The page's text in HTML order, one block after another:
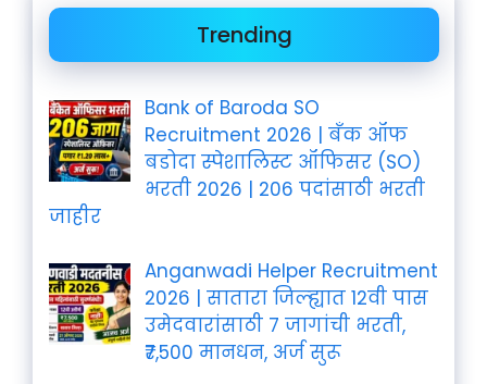
Trending
Bank of Baroda SO
Recruitment 2026 | बँक ऑफ
बडोदा स्पेशालिस्ट ऑफिसर (SO)
भरती 2026 | 206 पदांसाठी भरती
जाहीर
Anganwadi Helper Recruitment
2026 | सातारा जिल्ह्यात 12वी पास
उमेदवारांसाठी 7 जागांची भरती,
₹7,500 मानधन, अर्ज सुरू